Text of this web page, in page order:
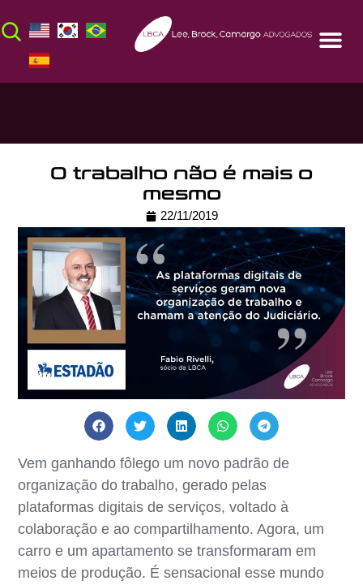
O trabalho não é mais o
mesmo
22/11/2019
Vem ganhando fôlego um novo padrão de
organização do trabalho, gerado pelas
plataformas digitais de serviços, voltado à
colaboração e ao compartilhamento. Agora, um
carro e um apartamento se transformaram em
meios de produção. É sensacional esse mundo